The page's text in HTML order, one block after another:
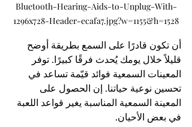
Bluetooth-Hearing-Aids-to-Unplug-With-
1296x728-Header-ecafa7.jpg?w=1155&h=1528
أن تكون قادرًا على السمع بطريقة أوضح
قليلاً خلال يومك يُحدث فرقًا كبيرًا. توفر
المعينات السمعية فوائد قيّمة تساعد في
تحسين نوعية حياتنا. إن الحصول على
المعينة السمعية المناسبة يغير قواعد اللعبة
في بعض الأحيان.